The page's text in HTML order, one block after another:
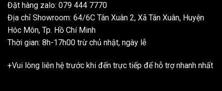
Đặt hàng zalo: 079 444 7770
Địa chỉ Showroom: 64/6C Tân Xuân 2, Xã Tân Xuân, Huyện
Hóc Môn, Tp. Hồ Chí Minh
Thời gian: 8h-17h00 trừ chủ nhật, ngày lễ
+Vui lòng liên hệ trước khi đến trực tiếp để hỗ trợ nhanh nhất